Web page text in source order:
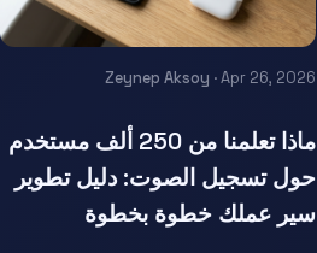
Zeynep Aksoy · Apr 26, 2026
ماذا تعلمنا من 250 ألف مستخدم
حول تسجيل الصوت: دليل تطوير
سير عملك خطوة بخطوة